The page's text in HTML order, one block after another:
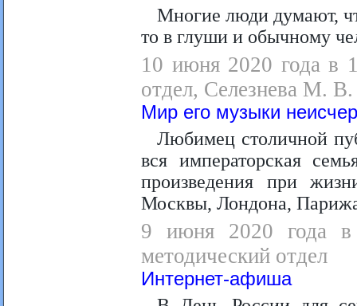
Многие люди думают,
то в глуши и обычному
10 июня 2020 года в
отдел, Селезнева М. В.
Мир его музыки
Любимец столичной
вся императорская
произведения при
Москвы, Лондона,
9 июня 2020 года в
методический отдел
Интернет-афиша